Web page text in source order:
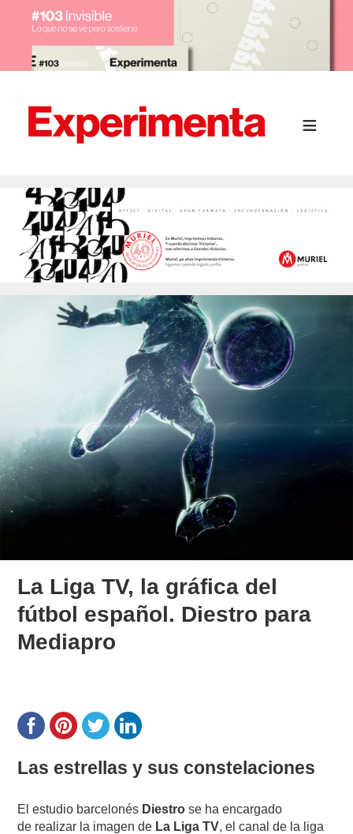
La Liga TV, la gráfica del
fútbol español. Diestro para
Mediapro
Las estrellas y sus constelaciones
El estudio barcelonés Diestro se ha encargado
de realizar la imagen de La Liga TV, el canal de la liga